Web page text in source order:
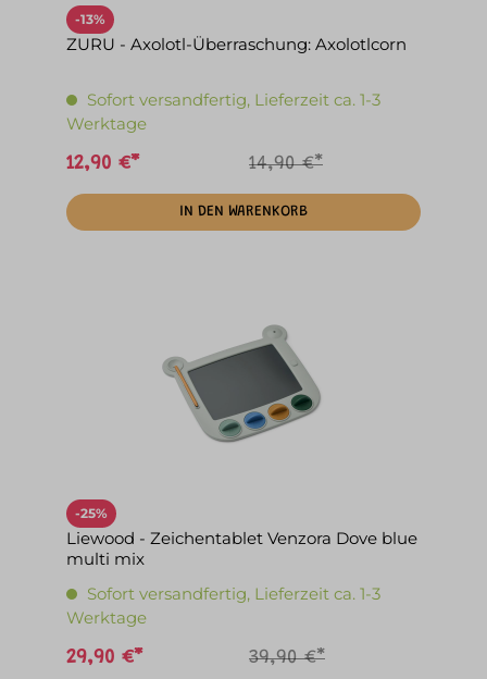
-13%
ZURU - Axolotl-Überraschung: Axolotlcorn
Sofort versandfertig, Lieferzeit ca. 1-3
Werktage
12,90 €* 14,90 €*
IN DEN WARENKORB
-25%
Liewood - Zeichentablet Venzora Dove blue
multi mix
Sofort versandfertig, Lieferzeit ca. 1-3
Werktage
29,90 €* 39,90 €*